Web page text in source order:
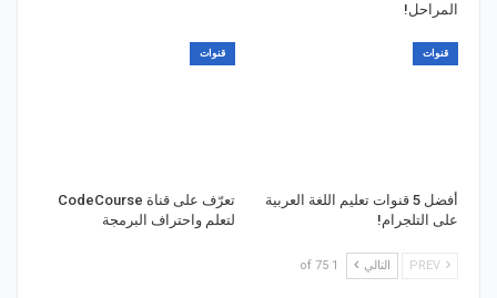
المراحل!
قنوات
أفضل 5 قنوات تعليم اللغة العربية
على التلجرام!
قنوات
تعرّف على قناة CodeCourse
لتعلم واحتراف البرمجة
التالي 1 of 75